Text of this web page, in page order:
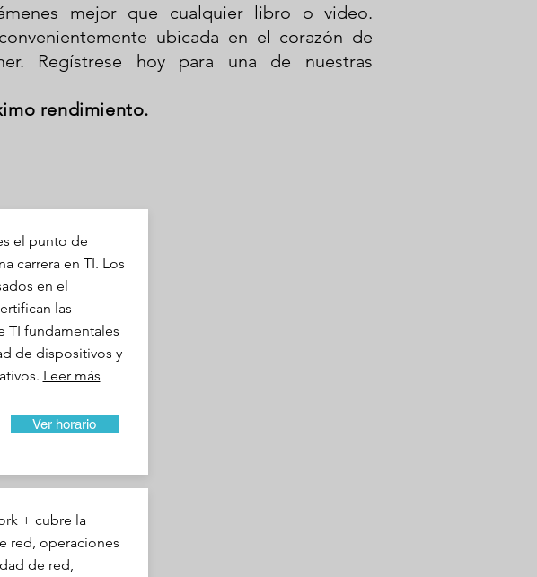
mejor que cualquier libro o video.
ubicada en el corazón de
Regístrese hoy para una de nuestras
rendimiento.
el punto de
carrera en TI. Los
en el
las
TI fundamentales
de dispositivos y
Leer más
Ver horario
+ cubre la
red, operaciones
de red,